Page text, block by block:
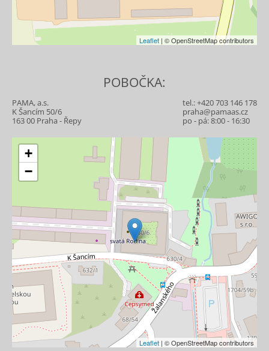
Leaflet | © OpenStreetMap contributors
POBOČKA:
PAMA, a.s.
K Šancím 50/6
163 00 Praha - Řepy
tel.:+420 703 146 178
praha@pamaas.cz
po - pá: 8:00 - 16:30
+
−
Leaflet | © OpenStreetMap contributors